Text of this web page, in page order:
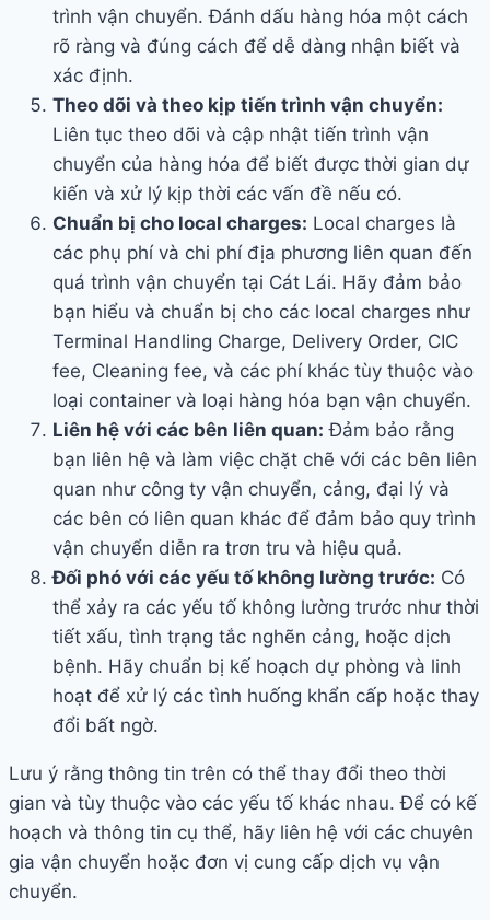
trình vận chuyển. Đánh dấu hàng hóa một cách
rõ ràng và đúng cách để dễ dàng nhận biết và
xác định.
Theo dõi và theo kịp tiến trình vận chuyển:
Liên tục theo dõi và cập nhật tiến trình vận
chuyển của hàng hóa để biết được thời gian dự
kiến và xử lý kịp thời các vấn đề nếu có.
Chuẩn bị cho local charges: Local charges là
các phụ phí và chi phí địa phương liên quan đến
quá trình vận chuyển tại Cát Lái. Hãy đảm bảo
bạn hiểu và chuẩn bị cho các local charges như
Terminal Handling Charge, Delivery Order, CIC
fee, Cleaning fee, và các phí khác tùy thuộc vào
loại container và loại hàng hóa bạn vận chuyển.
Liên hệ với các bên liên quan: Đảm bảo rằng
bạn liên hệ và làm việc chặt chẽ với các bên liên
quan như công ty vận chuyển, cảng, đại lý và
các bên có liên quan khác để đảm bảo quy trình
vận chuyển diễn ra trơn tru và hiệu quả.
Đối phó với các yếu tố không lường trước: Có
thể xảy ra các yếu tố không lường trước như thời
tiết xấu, tình trạng tắc nghẽn cảng, hoặc dịch
bệnh. Hãy chuẩn bị kế hoạch dự phòng và linh
hoạt để xử lý các tình huống khẩn cấp hoặc thay
đổi bất ngờ.
Lưu ý rằng thông tin trên có thể thay đổi theo thời
gian và tùy thuộc vào các yếu tố khác nhau. Để có kế
hoạch và thông tin cụ thể, hãy liên hệ với các chuyên
gia vận chuyển hoặc đơn vị cung cấp dịch vụ vận
chuyển.